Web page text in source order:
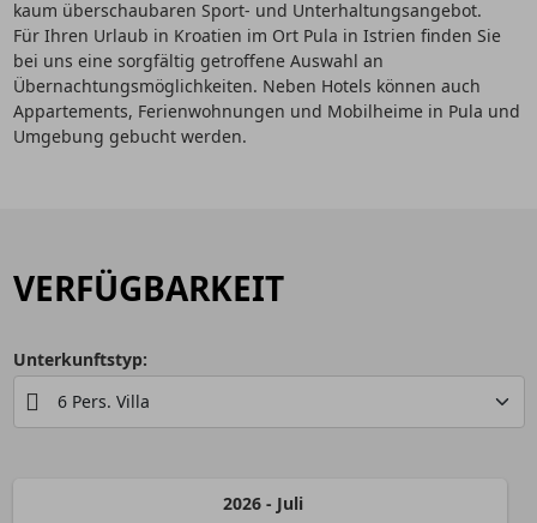
kaum überschaubaren Sport- und Unterhaltungsangebot.
Für Ihren Urlaub in Kroatien im Ort Pula in Istrien finden Sie
bei uns eine sorgfältig getroffene Auswahl an
Übernachtungsmöglichkeiten. Neben Hotels können auch
Appartements, Ferienwohnungen und Mobilheime in Pula und
Umgebung gebucht werden.
VERFÜGBARKEIT
Unterkunftstyp:
2026 - Juli